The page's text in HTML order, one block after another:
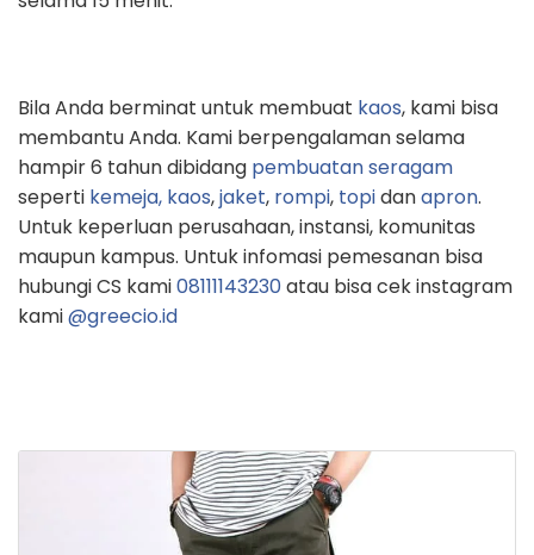
Bila Anda berminat untuk membuat kaos, kami bisa
membantu Anda. Kami berpengalaman selama
hampir 6 tahun dibidang pembuatan seragam
seperti kemeja, kaos,jaket, rompi, topidanapron.
Untuk keperluan perusahaan, instansi, komunitas
maupun kampus. Untuk infomasi pemesanan bisa
hubungi CS kami08111143230atau bisa cek instagram
kami@greecio.id